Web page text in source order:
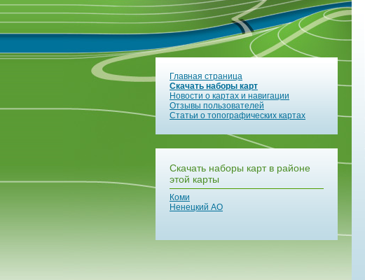
Главная страница
Скачать наборы карт
Новости о картах и навигации
Отзывы пользователей
Статьи о топографических картах
Скачать наборы карт в районе
этой карты
Коми
Ненецкий АО